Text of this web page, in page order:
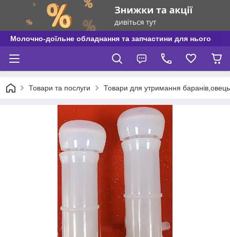
Молочно-доїльне обладнання та запчастини для нього
Товари та послуги Товари для утримання баранів,овець